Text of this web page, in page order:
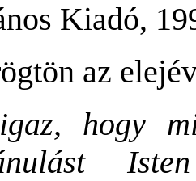
Kiadó,
az
hogy